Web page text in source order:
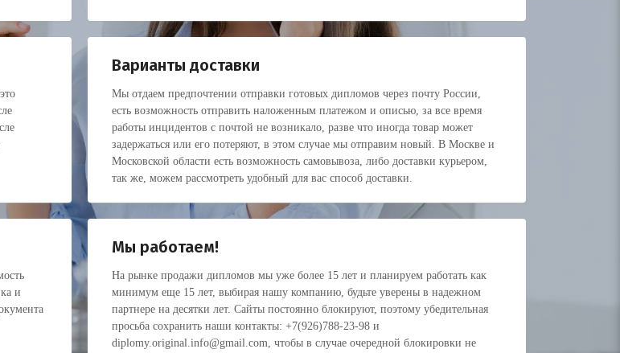
Варианты доставки
Мы отдаем предпочтении отправки готовых дипломов через почту России,
есть возможность отправить наложенным платежом и описью, за все время
работы инцидентов с почтой не возникало, разве что иногда товар может
задержаться или его потеряют, в этом случае мы отправим новый. В Москве и
Московской области есть возможность самовывоза, либо доставки курьером,
так же, можем рассмотреть удобный для вас способ доставки.
и
Мы работаем!
На рынке продажи дипломов мы уже более 15 лет и планируем работать как
минимум еще 15 лет, выбирая нашу компанию, будьте уверены в надежном
партнере на десятки лет. Сайты постоянно блокируют, поэтому убедительная
просьба сохранить наши контакты: +7(926)788-23-98 и
diplomy.original.info@gmail.com, чтобы в случае очередной блокировки не